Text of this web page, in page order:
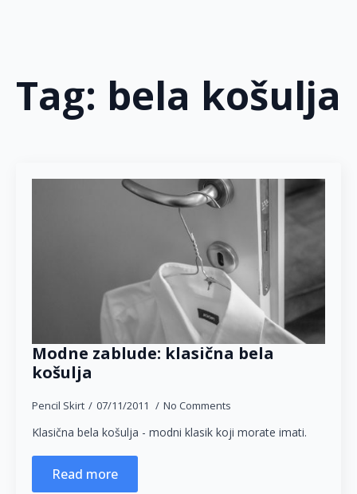
Tag: bela košulja
Modne zablude: klasična bela
košulja
Pencil Skirt 07/11/2011 No Comments
Klasična bela košulja - modni klasik koji morate imati.
Read more